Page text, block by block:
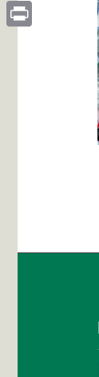
LinkedIn